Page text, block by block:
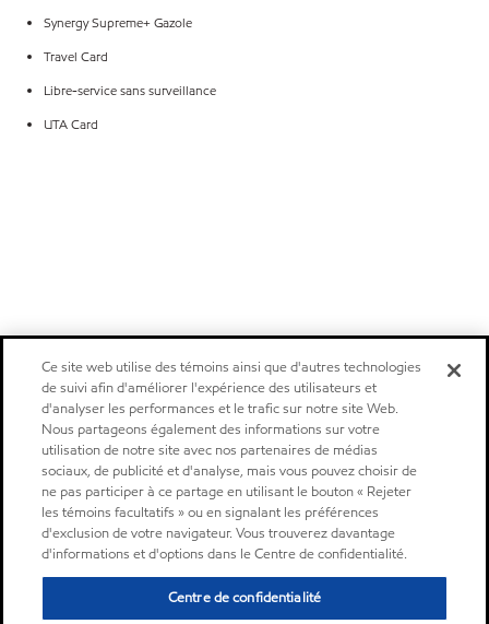
Synergy Supreme+ Gazole
Travel Card
Libre-service sans surveillance
UTA Card
Ce site web utilise des témoins ainsi que d'autres technologies
de suivi afin d'améliorer l'expérience des utilisateurs et
d'analyser les performances et le trafic sur notre site Web.
Nous partageons également des informations sur votre
utilisation de notre site avec nos partenaires de médias
sociaux, de publicité et d'analyse, mais vous pouvez choisir de
ne pas participer à ce partage en utilisant le bouton « Rejeter
les témoins facultatifs » ou en signalant les préférences
d'exclusion de votre navigateur. Vous trouverez davantage
d'informations et d'options dans le Centre de confidentialité.
Centre de confidentialité